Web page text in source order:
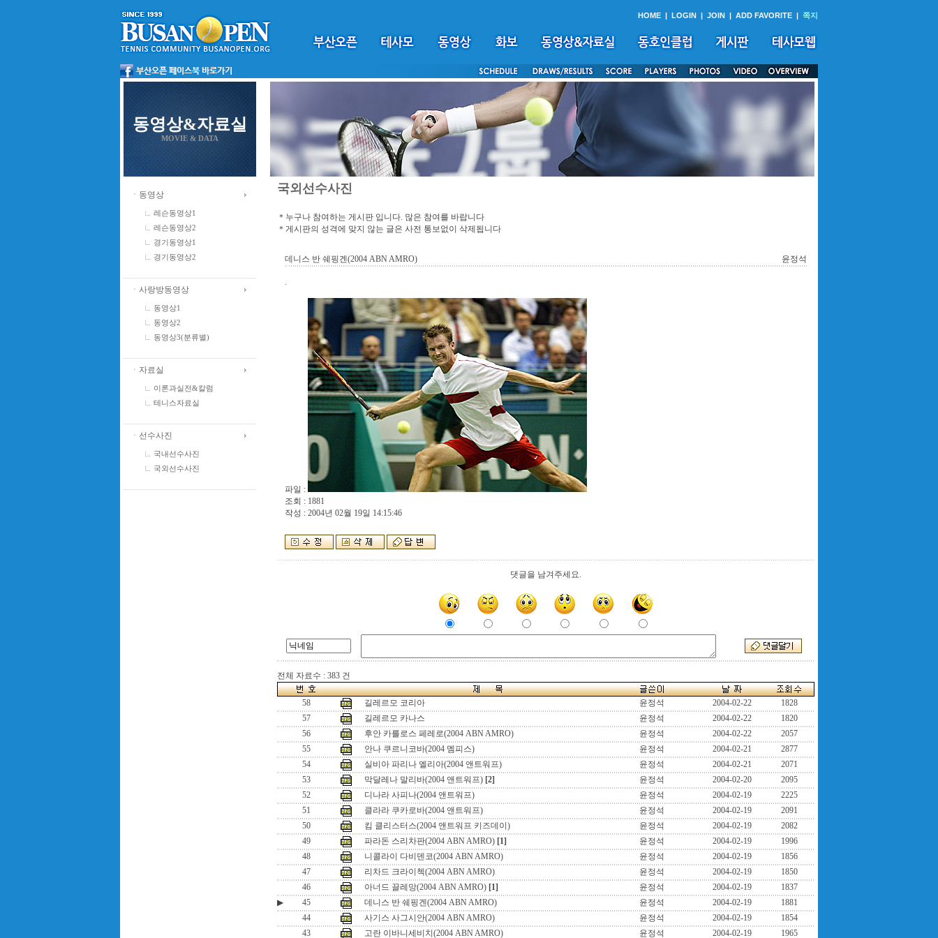
HOME | LOGIN | JOIN | ADD FAVORITE | 쪽지
동영상&자료실
MOVIE & DATA
ㆍ동영상
레슨동영상1
레슨동영상2
경기동영상1
경기동영상2
ㆍ사랑방동영상
동영상1
동영상2
동영상3(분류별)
ㆍ자료실
이론과실전&칼럼
테니스자료실
ㆍ선수사진
국내선수사진
국외선수사진
국외선수사진
＊누구나 참여하는 게시판 입니다. 많은 참여를 바랍니다
＊게시판의 성격에 맞지 않는 글은 사전 통보없이 삭제됩니다
데니스 반 쉐핑겐(2004 ABN AMRO) 윤정석
.
파일 :
조회 : 1881
작성 : 2004년 02월 19일 14:15:46
댓글을 남겨주세요.
전체 자료수 : 383 건
58 길레르모 코리아 윤정석 2004-02-22
1828
57
길레르모 카나스 윤정석 2004-02-22
1820
56
후안 카를로스 페레로(2004 ABN AMRO) 윤정석 2004-02-22
2057
55
안나 쿠르니코바(2004 멤피스) 윤정석 2004-02-21
2877
54
실비아 파리나 엘리아(2004 앤트워프) 윤정석 2004-02-21
2071
53
막달레나 말리바(2004 앤트워프) [2] 윤정석 2004-02-20
2095
52
디나라 사피나(2004 앤트워프) 윤정석 2004-02-19
2225
51
클라라 쿠카로바(2004 앤트워프) 윤정석 2004-02-19
2091
50
킴 클리스터스(2004 앤트워프 키즈데이) 윤정석 2004-02-19
2082
49
파라돈 스리차판(2004 ABN AMRO) [1] 윤정석 2004-02-19
1996
48
니콜라이 다비덴코(2004 ABN AMRO) 윤정석 2004-02-19
1856
47
리차드 크라이첵(2004 ABN AMRO) 윤정석 2004-02-19
1850
46
아너드 끌레망(2004 ABN AMRO) [1] 윤정석 2004-02-19
1837
▶
45 데니스 반 쉐핑겐(2004 ABN AMRO) 윤정석 2004-02-19
1881
44
사기스 사그시안(2004 ABN AMRO) 윤정석 2004-02-19
1854
43
고란 이바니세비치(2004 ABN AMRO) 윤정석 2004-02-19 1965